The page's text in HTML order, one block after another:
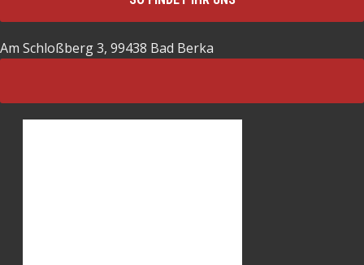
Am Schloßberg 3, 99438 Bad Berka